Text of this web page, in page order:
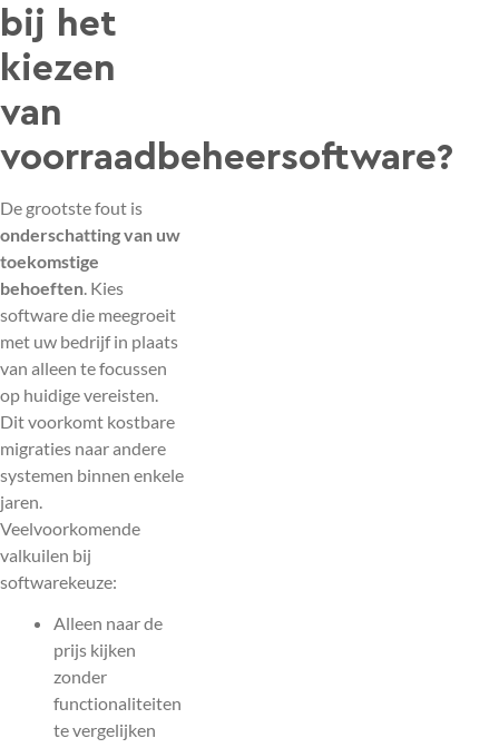
bij het
kiezen
van
voorraadbeheersoftware?
De grootste fout is
onderschatting van uw
toekomstige
behoeften. Kies
software die meegroeit
met uw bedrijf in plaats
van alleen te focussen
op huidige vereisten.
Dit voorkomt kostbare
migraties naar andere
systemen binnen enkele
jaren.
Veelvoorkomende
valkuilen bij
softwarekeuze:
Alleen naar de
prijs kijken
zonder
functionaliteiten
te vergelijken